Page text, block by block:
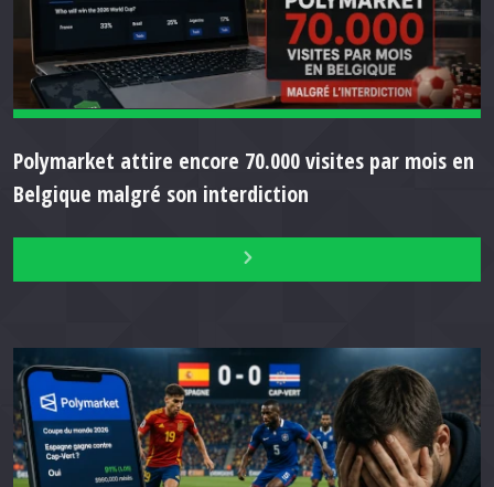
Polymarket attire encore 70.000 visites par mois en
Belgique malgré son interdiction